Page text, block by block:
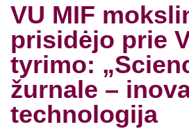
VU MIF
prisidėjo prie
tyrimo:
žurnale –
technologija